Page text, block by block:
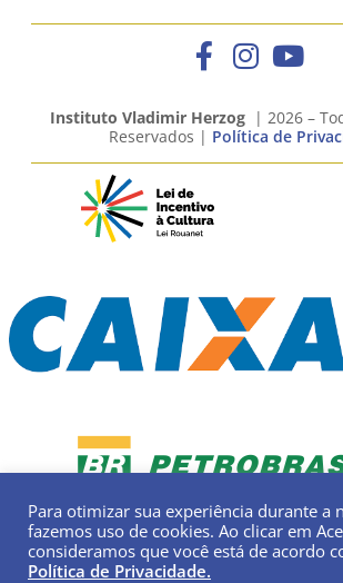
Instituto Vladimir Herzog | 2026 –
Reservados | Política de
Para otimizar sua experiência durante a
fazemos uso de cookies. Ao clicar em
consideramos que você está de acordo
Política de Privacidade.